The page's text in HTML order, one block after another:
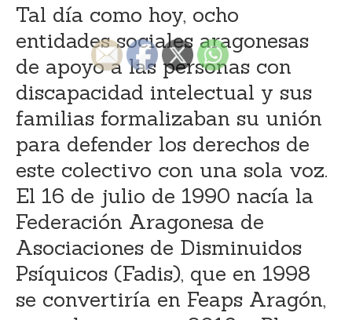
Tal día como hoy, ocho
entidades sociales aragonesas
de apoyo a las personas con
discapacidad intelectual y sus
familias formalizaban su unión
para defender los derechos de
este colectivo con una sola voz.
El 16 de julio de 1990 nacía la
Federación Aragonesa de
Asociaciones de Disminuidos
Psíquicos (Fadis), que en 1998
se convertiría en Feaps Aragón,